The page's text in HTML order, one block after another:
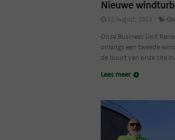
Nieuwe
31 August, 2023
Onze Business Unit
onlangs een tweede
de buurt van onze site
Lees meer